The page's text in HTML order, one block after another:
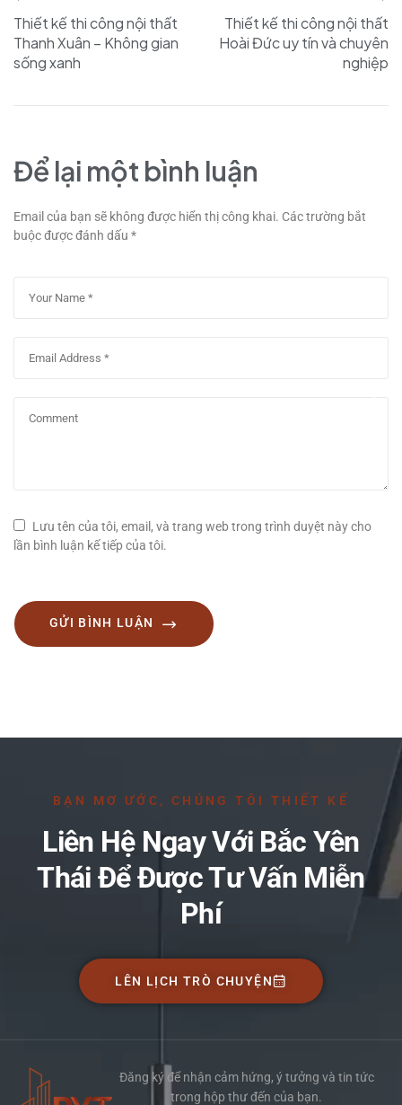
Thiết kế thi công nội thất
Thanh Xuân – Không gian
sống xanh
Thiết kế thi công nội thất
Hoài Đức uy tín và chuyên
nghiệp
Để lại một bình luận
Email của bạn sẽ không được hiển thị công khai. Các trường bắt
buộc được đánh dấu *
Lưu tên của tôi, email, và trang web trong trình duyệt này cho
lần bình luận kế tiếp của tôi.
GỬI BÌNH LUẬN
BẠN MƠ ƯỚC, CHÚNG TÔI THIẾT KẾ
Liên Hệ Ngay Với Bắc Yên
Thái Để Được Tư Vấn Miễn
Phí
LÊN LỊCH TRÒ CHUYỆN
Đăng ký để nhận cảm hứng, ý tưởng và tin tức
trong hộp thư đến của bạn.